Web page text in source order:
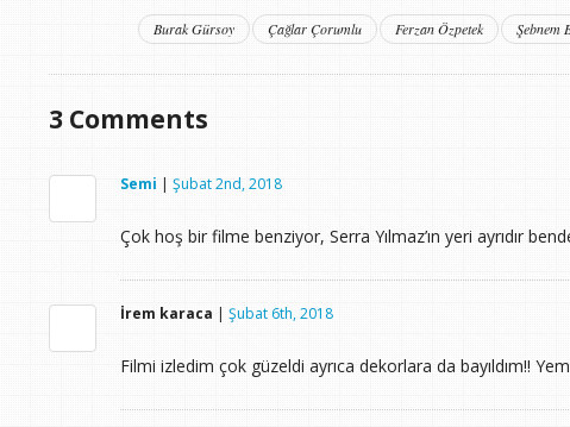
Burak Gürsoy Çağlar Çorumlu Ferzan Özpetek Şebnem
3Comments
Semi | Şubat 2nd, 2018
Çok hoş bir filme benziyor, Serra Yılmaz’ın yeri ayrıdır
İrem karaca | Şubat 6th, 2018
Filmi izledim çok güzeldi ayrıca dekorlara da bayıldım!!